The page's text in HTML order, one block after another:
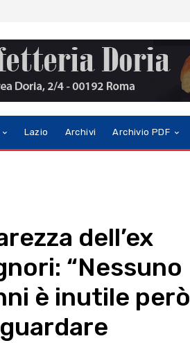
Lazio Archivi Archivio PDF
dell’ex
“Nessuno
è inutile però